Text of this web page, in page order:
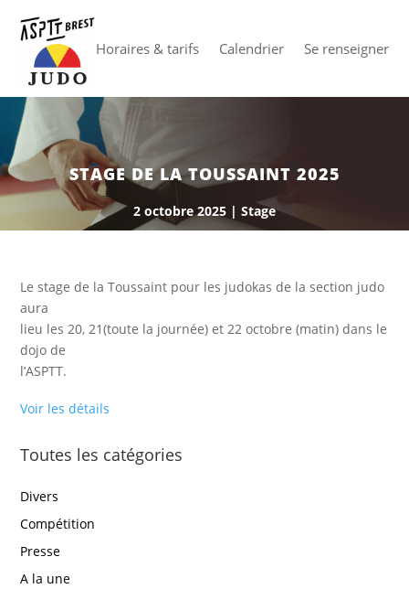
Horaires & tarifs Calendrier Se renseigner
STAGE DE LA TOUSSAINT 2025
2 octobre 2025 | Stage
Le stage de la Toussaint pour les judokas de la section judo
aura
lieu les 20, 21(toute la journée) et 22 octobre (matin) dans le
dojo de
l’ASPTT.
Voir les détails
Toutes les catégories
Divers
Compétition
Presse
A la une